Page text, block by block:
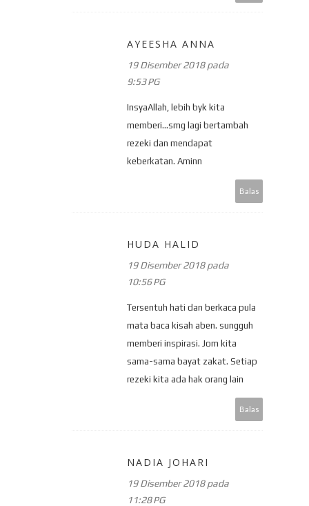
AYEESHA ANNA
19 Disember 2018 pada
9:53 PG
InsyaAllah, lebih byk kita
memberi...smg lagi bertambah
rezeki dan mendapat
keberkatan. Aminn
Balas
HUDA HALID
19 Disember 2018 pada
10:56 PG
Tersentuh hati dan berkaca pula
mata baca kisah aben. sungguh
memberi inspirasi. Jom kita
sama-sama bayat zakat. Setiap
rezeki kita ada hak orang lain
Balas
NADIA JOHARI
19 Disember 2018 pada
11:28 PG